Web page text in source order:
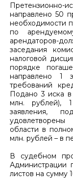
Претензионно-
направлено 50
необходимости
по
арендаторов-
заседания
налоговой
порядке
направлено 1
требований
Подано 3 иска в
млн. рублей),
заявления,
области в
млн. рублей – в
В судебном
Администрации
листов на сумму